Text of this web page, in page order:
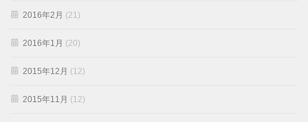
2016年2月 (21)
2016年1月 (20)
2015年12月 (12)
2015年11月 (12)